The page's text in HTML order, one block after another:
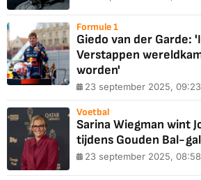
Formule 1
Giedo van der Garde:
Verstappen
worden'
23 september 2025, 09:23
Voetbal
Sarina Wiegman wint
tijdens Gouden Bal-
23 september 2025, 08:58